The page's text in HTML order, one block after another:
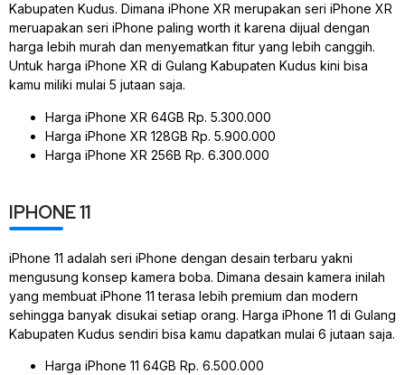
Kabupaten Kudus. Dimana iPhone XR merupakan seri iPhone XR
meruapakan seri iPhone paling worth it karena dijual dengan
harga lebih murah dan menyematkan fitur yang lebih canggih.
Untuk harga iPhone XR di Gulang Kabupaten Kudus kini bisa
kamu miliki mulai 5 jutaan saja.
Harga iPhone XR 64GB Rp. 5.300.000
Harga iPhone XR 128GB Rp. 5.900.000
Harga iPhone XR 256B Rp. 6.300.000
IPHONE 11
iPhone 11 adalah seri iPhone dengan desain terbaru yakni
mengusung konsep kamera boba. Dimana desain kamera inilah
yang membuat iPhone 11 terasa lebih premium dan modern
sehingga banyak disukai setiap orang. Harga iPhone 11 di Gulang
Kabupaten Kudus sendiri bisa kamu dapatkan mulai 6 jutaan saja.
Harga iPhone 11 64GB Rp. 6.500.000